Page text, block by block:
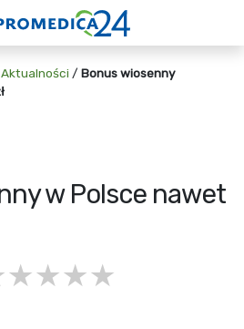
Aktualności / Bonus wiosenny
w Polsce nawet
4 gwiazdki
3 gwiazdki
2 gwiazdki
1 gwiazdka